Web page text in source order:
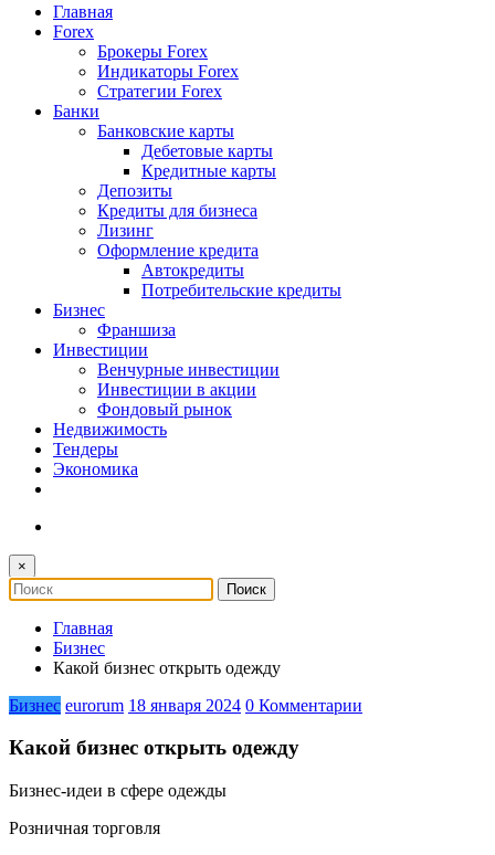
Главная
Forex
Брокеры Forex
Индикаторы Forex
Стратегии Forex
Банки
Банковские карты
Дебетовые карты
Кредитные карты
Депозиты
Кредиты для бизнеса
Лизинг
Оформление кредита
Автокредиты
Потребительские кредиты
Бизнес
Франшиза
Инвестиции
Венчурные инвестиции
Инвестиции в акции
Фондовый рынок
Недвижимость
Тендеры
Экономика
×
Главная
Бизнес
Какой бизнес открыть одежду
Бизнес eurorum 18 января 2024 0 Комментарии
Какой бизнес открыть одежду
Бизнес-идеи в сфере одежды
Розничная торговля